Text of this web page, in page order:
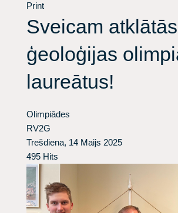
Print
Sveicam atklātās
ģeoloģijas
laureātus!
Olimpiādes
RV2G
Trešdiena, 14 Maijs 2025
495 Hits